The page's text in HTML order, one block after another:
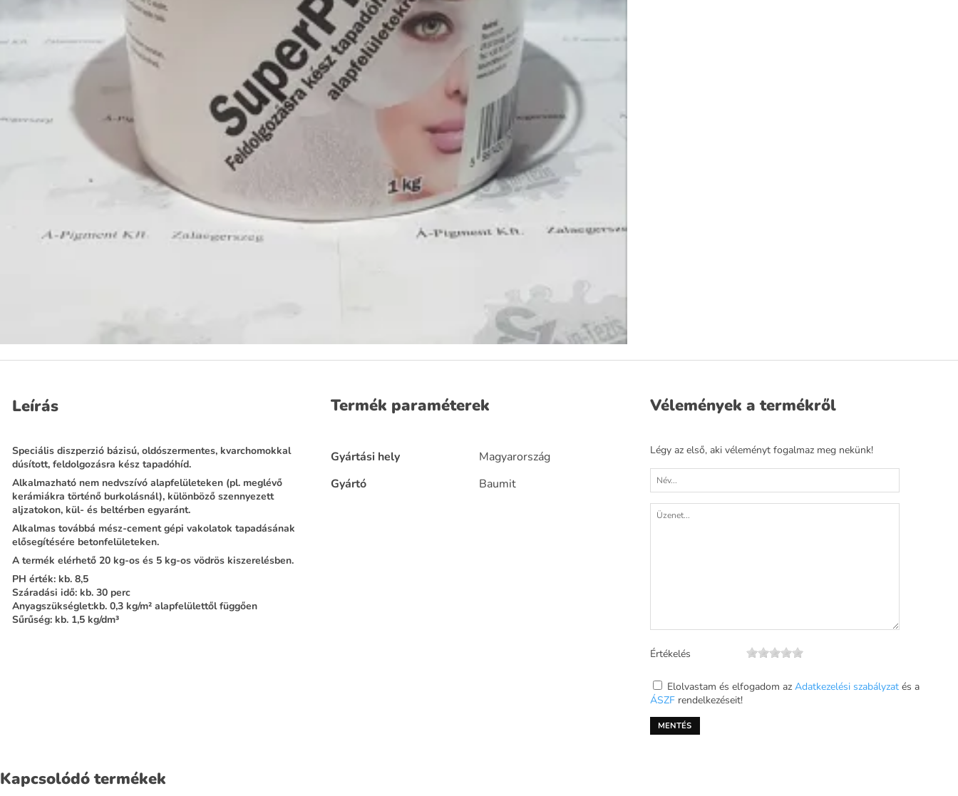
Leírás
Speciális diszperzió bázisú, oldószermentes, kvarchomokkal
dúsított, feldolgozásra kész tapadóhíd.
Alkalmazható nem nedvszívó alapfelületeken (pl. meglévő
kerámiákra történő burkolásnál), különböző szennyezett
aljzatokon, kül- és beltérben egyaránt.
Alkalmas továbbá mész-cement gépi vakolatok tapadásának
elősegítésére betonfelületeken.
A termék elérhető 20 kg-os és 5 kg-os vödrös kiszerelésben.
PH érték: kb. 8,5
Száradási idő: kb. 30 perc
Anyagszükséglet:kb. 0,3 kg/m² alapfelülettől függően
Sűrűség: kb. 1,5 kg/dm³
Termék paraméterek
Gyártási hely
Magyarország
Gyártó
Baumit
Vélemények a termékről
Légy az első, aki véleményt fogalmaz meg nekünk!
Értékelés
Elolvastam és elfogadom az Adatkezelési szabályzatés a
ÁSZFrendelkezéseit!
Kapcsolódó termékek